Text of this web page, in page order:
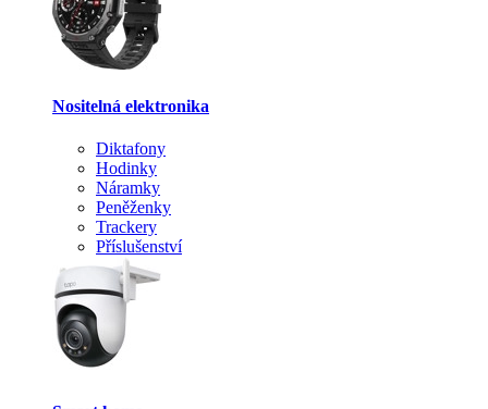
Nositelná elektronika
Diktafony
Hodinky
Náramky
Peněženky
Trackery
Příslušenství